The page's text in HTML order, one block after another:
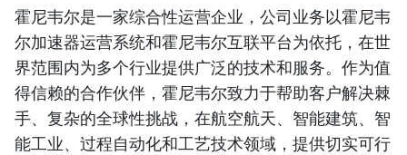
霍尼韦尔是一家综合性运营企业，公司业务以霍尼韦
尔加速器运营系统和霍尼韦尔互联平台为依托，在世
界范围内为多个行业提供广泛的技术和服务。作为值
得信赖的合作伙伴，霍尼韦尔致力于帮助客户解决棘
手、复杂的全球性挑战，在航空航天、智能建筑、智
能工业、过程自动化和工艺技术领域，提供切实可行